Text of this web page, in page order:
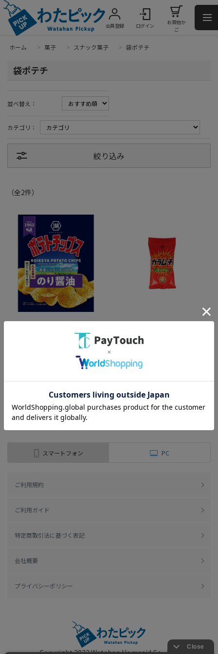
会員登録 ログイン
お買物か
ご
ホーム > 菓子 > スナック菓子 > 袋ポテチ
袋ポテチ
並べ替え：
カテゴリ：
絞り込み
（全2件）
ポテトチップス のり醤油 [1袋]
在庫：○
SB カラムー ホットチリ [1袋]
￥106
バリエーション：なし
在庫：○
（全2件）
スマートフォン PC
ご利用規約
ご利用ガイド
特定商取引法に基づく表記
会社概要
プライバシーポリシー